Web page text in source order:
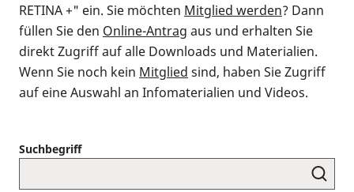
RETINA +" ein. Sie möchten Mitglied werden? Dann
füllen Sie den Online-Antrag aus und erhalten Sie
direkt Zugriff auf alle Downloads und Materialien.
Wenn Sie noch kein Mitglied sind, haben Sie Zugriff
auf eine Auswahl an Infomaterialien und Videos.
Suchbegriff